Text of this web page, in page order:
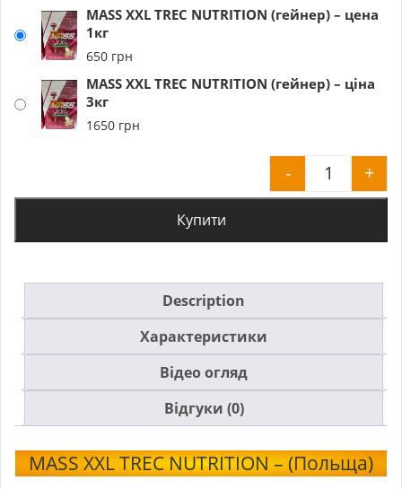
MASS XXL TREC NUTRITION (гейнер) – цена
1кг
650 грн
MASS XXL TREC NUTRITION (гейнер) – ціна
3кг
1650 грн
MASS
- +
Купити
Description
Характеристики
Відео огляд
Відгуки (0)
MASS XXL TREC NUTRITION – (Польща)